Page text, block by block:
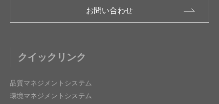
お問い合わせ
クイックリンク
品質マネジメントシステム
環境マネジメントシステム